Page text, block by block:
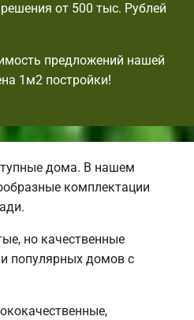
от 500 тыс. Рублей
предложений нашей
1м2 постройки!
дома. В нашем
комплектации
но качественные
популярных домов с